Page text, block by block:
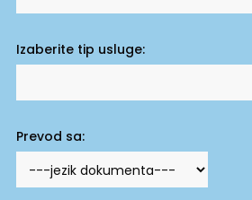
Izaberite tip usluge:
Prevod sa: